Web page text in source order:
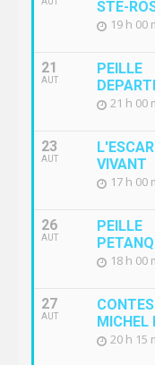
STE-
19 h 00
21
AUT
21 h 00
23
AUT
VIVANT
17 h 00
26
AUT
18 h 00
27
AUT
MICHEL
20 h 15